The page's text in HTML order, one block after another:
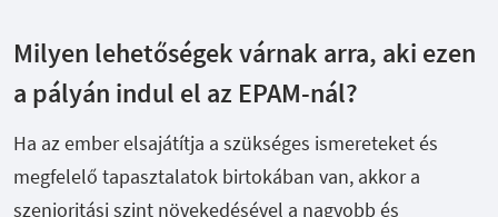
Milyen lehetőségek várnak arra, aki ezen
a pályán indul el az EPAM-nál?
Ha az ember elsajátítja a szükséges ismereteket és
megfelelő tapasztalatok birtokában van, akkor a
szenioritási szint növekedésével a nagyobb és